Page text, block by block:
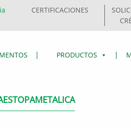
CERTIFICACIONES
PRODUCTOS